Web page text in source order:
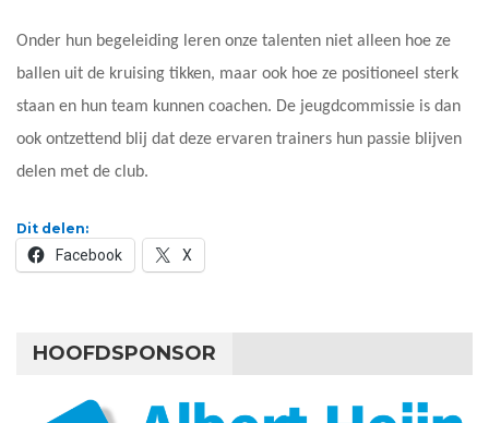
Onder hun begeleiding leren onze talenten niet alleen hoe ze
ballen uit de kruising tikken, maar ook hoe ze positioneel sterk
staan en hun team kunnen coachen. De jeugdcommissie is dan
ook ontzettend blij dat deze ervaren trainers hun passie blijven
delen met de club.
Dit delen:
Facebook X
HOOFDSPONSOR